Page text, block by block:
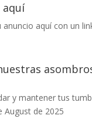
aquí
aquí con un
y mantener tus
August de 2025